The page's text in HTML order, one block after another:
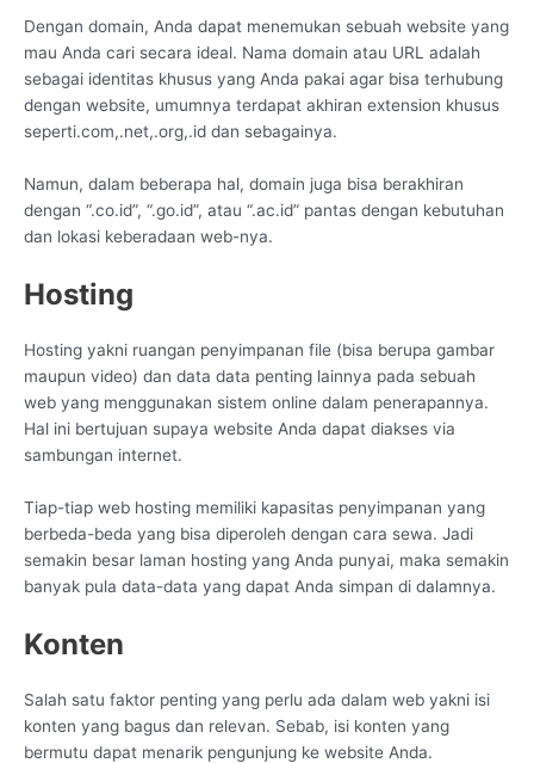
Dengan domain, Anda dapat menemukan sebuah website yang
mau Anda cari secara ideal. Nama domain atau URL adalah
sebagai identitas khusus yang Anda pakai agar bisa terhubung
dengan website, umumnya terdapat akhiran extension khusus
seperti.com,.net,.org,.id dan sebagainya.
Namun, dalam beberapa hal, domain juga bisa berakhiran
dengan “.co.id”, “.go.id”, atau “.ac.id” pantas dengan kebutuhan
dan lokasi keberadaan web-nya.
Hosting
Hosting yakni ruangan penyimpanan file (bisa berupa gambar
maupun video) dan data data penting lainnya pada sebuah
web yang menggunakan sistem online dalam penerapannya.
Hal ini bertujuan supaya website Anda dapat diakses via
sambungan internet.
Tiap-tiap web hosting memiliki kapasitas penyimpanan yang
berbeda-beda yang bisa diperoleh dengan cara sewa. Jadi
semakin besar laman hosting yang Anda punyai, maka semakin
banyak pula data-data yang dapat Anda simpan di dalamnya.
Konten
Salah satu faktor penting yang perlu ada dalam web yakni isi
konten yang bagus dan relevan. Sebab, isi konten yang
bermutu dapat menarik pengunjung ke website Anda.